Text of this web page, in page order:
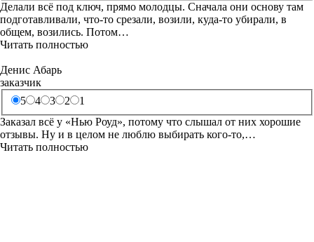
Делали всё под ключ, прямо молодцы. Сначала они основу там
подготавливали, что-то срезали, возили, куда-то убирали, в
общем, возились. Потом…
Читать полностью
Денис Абарь
заказчик
5
4 3 2
1
Заказал всё у «Нью Роуд», потому что слышал от них хорошие
отзывы. Ну и в целом не люблю выбирать кого-то,…
Читать полностью